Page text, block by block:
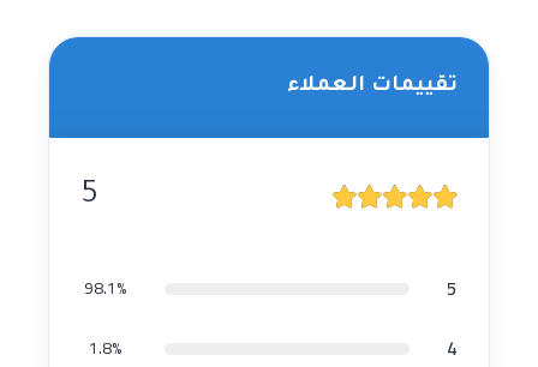
تقييمات العملاء
5
5
98.1%
4
1.8%